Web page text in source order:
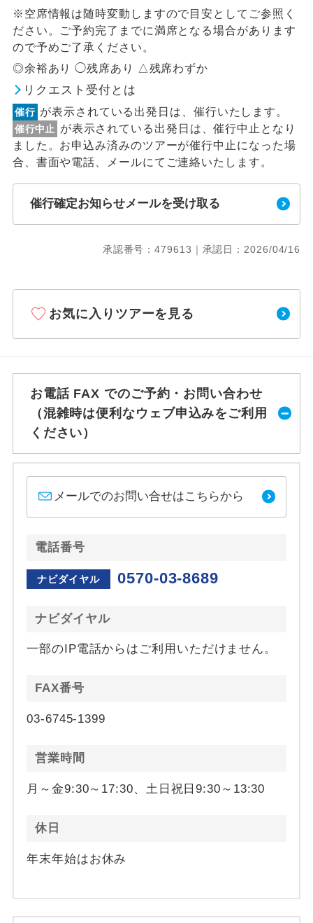
※空席情報は随時変動しますので目安としてご参照く
ださい。ご予約完了までに満席となる場合があります
ので予めご了承ください。
◎余裕あり ◯残席あり △残席わずか
リクエスト受付とは
催行 が表示されている出発日は、催行いたします。
催行中止
が表示されている出発日は、催行中止となり
ました。お申込み済みのツアーが催行中止になった場
合、書面や電話、メールにてご連絡いたします。
催行確定お知らせメールを受け取る
承認番号：479613｜承認日：2026/04/16
お気に入りツアーを見る
お電話 FAX でのご予約・お問い合わせ
（混雑時は便利なウェブ申込みをご利用
ください）
メールでのお問い合せはこちらから
電話番号
ナビダイヤル 0570-03-8689
ナビダイヤル
一部のIP電話からはご利用いただけません。
FAX番号
03-6745-1399
営業時間
月～金9:30～17:30、土日祝日9:30～13:30
休日
年末年始はお休み